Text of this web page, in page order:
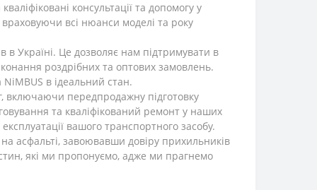
консультації та допомогу у
всі нюанси моделі та року
в Україні. Це дозволяє нам підтримувати в
роздрібних та оптових замовлень.
в ідеальний стан.
передпродажну підготовку
та кваліфікований ремонт у наших
вашого транспортного засобу.
асфальті, завоювавши довіру прихильників
які ми пропонуємо, адже ми прагнемо